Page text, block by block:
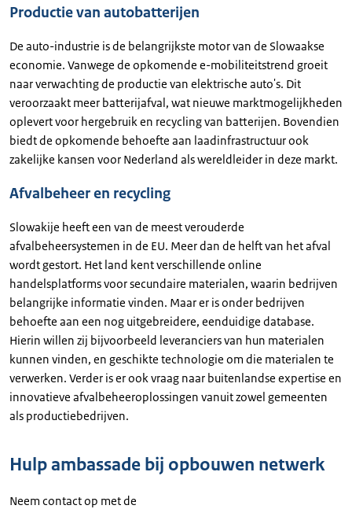
Productie van autobatterijen
De auto-industrie is de belangrijkste motor van de Slowaakse
economie. Vanwege de opkomende e-mobiliteitstrend groeit
naar verwachting de productie van elektrische auto's. Dit
veroorzaakt meer batterijafval, wat nieuwe marktmogelijkheden
oplevert voor hergebruik en recycling van batterijen. Bovendien
biedt de opkomende behoefte aan laadinfrastructuur ook
zakelijke kansen voor Nederland als wereldleider in deze markt.
Afvalbeheer en recycling
Slowakije heeft een van de meest verouderde
afvalbeheersystemen in de EU. Meer dan de helft van het afval
wordt gestort. Het land kent verschillende online
handelsplatforms voor secundaire materialen, waarin bedrijven
belangrijke informatie vinden. Maar er is onder bedrijven
behoefte aan een nog uitgebreidere, eenduidige database.
Hierin willen zij bijvoorbeeld leveranciers van hun materialen
kunnen vinden, en geschikte technologie om die materialen te
verwerken. Verder is er ook vraag naar buitenlandse expertise en
innovatieve afvalbeheeroplossingen vanuit zowel gemeenten
als productiebedrijven.
Hulp ambassade bij opbouwen netwerk
Neem contact op met de